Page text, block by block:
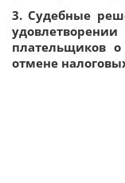
3. Судебные
плательщиков
отмене